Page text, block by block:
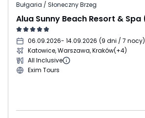
Bułgaria / Słoneczny Brzeg
06.09.2026- 14.09.2026 (9 dni / 7 nocy)
Katowice, Warszawa, Kraków(+4)
All Inclusive
Exim Tours